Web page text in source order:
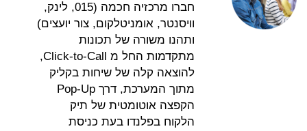
חברו מרכזיה חכמה (015, לינק,
וויסנטר, אומניטלקום, צור יועצים)
ותהנו משורה של תכונות
מתקדמות החל מ Click-to-Call,
להוצאה קלה של שיחות בקליק
מתוך המערכת, דרך Pop-Up
הקפצה אוטומטית של תיק
הלקוח בפלנדו בעת כניסת